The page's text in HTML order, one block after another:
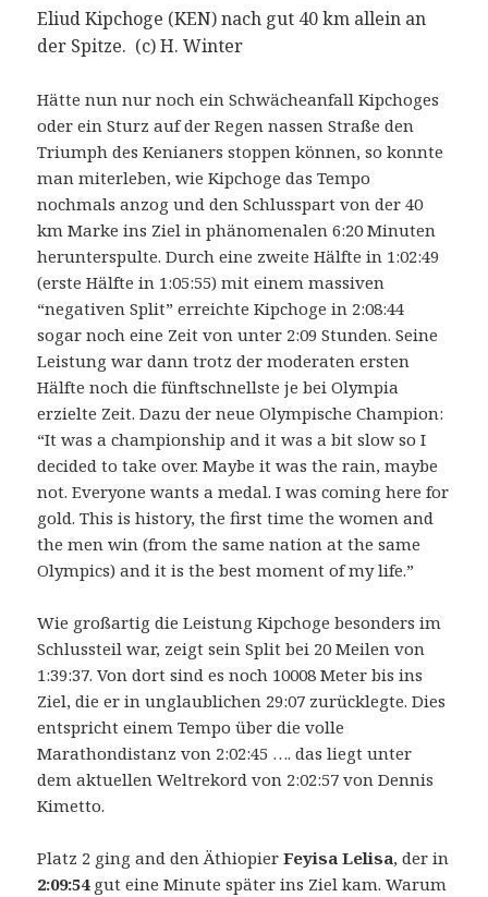
Eliud Kipchoge (KEN) nach gut 40 km allein an
der Spitze. (c) H. Winter
Hätte nun nur noch ein Schwächeanfall Kipchoges
oder ein Sturz auf der Regen nassen Straße den
Triumph des Kenianers stoppen können, so konnte
man miterleben, wie Kipchoge das Tempo
nochmals anzog und den Schlusspart von der 40
km Marke ins Ziel in phänomenalen 6:20 Minuten
herunterspulte. Durch eine zweite Hälfte in 1:02:49
(erste Hälfte in 1:05:55) mit einem massiven
“negativen Split” erreichte Kipchoge in 2:08:44
sogar noch eine Zeit von unter 2:09 Stunden. Seine
Leistung war dann trotz der moderaten ersten
Hälfte noch die fünftschnellste je bei Olympia
erzielte Zeit. Dazu der neue Olympische Champion:
“It was a championship and it was a bit slow so I
decided to take over. Maybe it was the rain, maybe
not. Everyone wants a medal. I was coming here for
gold. This is history, the first time the women and
the men win (from the same nation at the same
Olympics) and it is the best moment of my life.”
Wie großartig die Leistung Kipchoge besonders im
Schlussteil war, zeigt sein Split bei 20 Meilen von
1:39:37. Von dort sind es noch 10008 Meter bis ins
Ziel, die er in unglaublichen 29:07 zurücklegte. Dies
entspricht einem Tempo über die volle
Marathondistanz von 2:02:45 …. das liegt unter
dem aktuellen Weltrekord von 2:02:57 von Dennis
Kimetto.
Platz 2 ging and den ÄthiopierFeyisa Lelisa, der in
2:09:54gut eine Minute später ins Ziel kam. Warum